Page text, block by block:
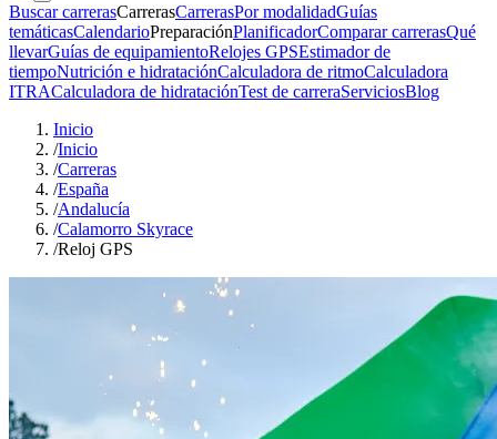
Buscar carrerasCarrerasCarrerasPor modalidadGuías
temáticasCalendarioPreparaciónPlanificadorComparar carrerasQué
llevarGuías de equipamientoRelojes GPSEstimador de
tiempoNutrición e hidrataciónCalculadora de ritmoCalculadora
ITRACalculadora de hidrataciónTest de carreraServiciosBlog
Inicio
/Inicio
/Carreras
/España
/Andalucía
/Calamorro Skyrace
/Reloj GPS